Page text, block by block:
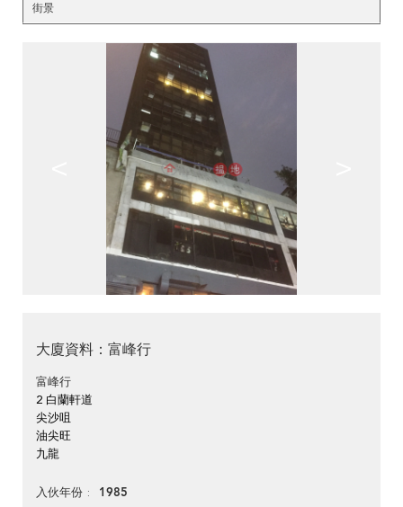
街景
大廈資料：富峰行
富峰行
2 白蘭軒道
尖沙咀
油尖旺
九龍
入伙年份 1985